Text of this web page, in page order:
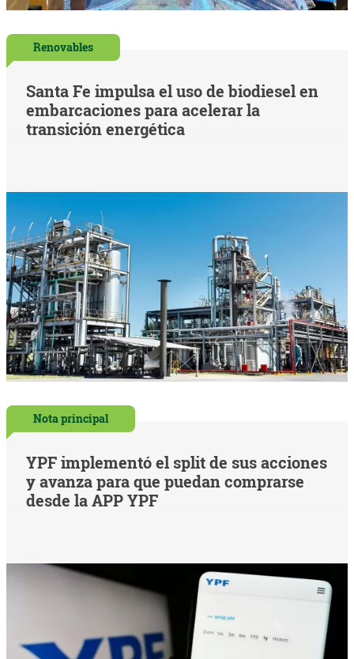
Renovables
Santa Fe impulsa el uso de biodiesel en
embarcaciones para acelerar la
transición energética
Nota principal
YPF implementó el split de sus acciones
y avanza para que puedan comprarse
desde la APP YPF